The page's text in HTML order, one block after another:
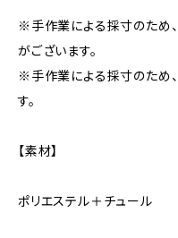
※手作業による採寸のため
がございます。
※手作業による採寸のため
す。
【素材】
ポリエステル＋チュール